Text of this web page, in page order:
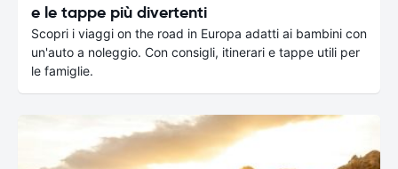
e le tappe più divertenti
Scopri i viaggi on the road in Europa adatti ai bambini con
un'auto a noleggio. Con consigli, itinerari e tappe utili per
le famiglie.